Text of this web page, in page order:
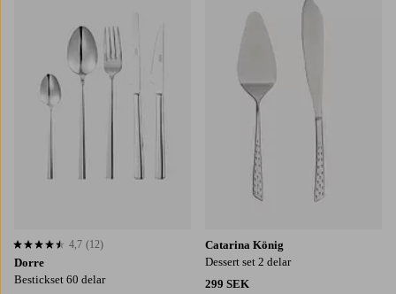
Dorre
Bestickset 60 delar
4,7 baserat på 12 st betyg
4,7 (12)
Catarina König
Dessert set 2 delar
299 SEK